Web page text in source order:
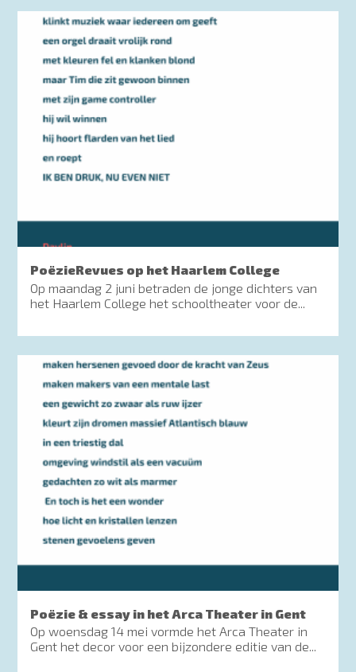
PoëzieRevues op het Haarlem College
Op maandag 2 juni betraden de jonge dichters van
het Haarlem College het schooltheater voor de...
Poëzie & essay in het Arca Theater in Gent
Op woensdag 14 mei vormde het Arca Theater in
Gent het decor voor een bijzondere editie van de...